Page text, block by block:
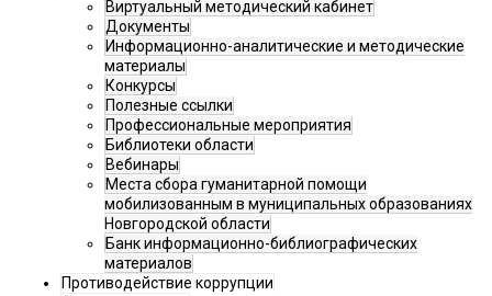
Виртуальный методический кабинет
Документы
Информационно-аналитические и методические
материалы
Конкурсы
Полезные ссылки
Профессиональные мероприятия
Библиотеки области
Вебинары
Места сбора гуманитарной помощи
мобилизованным в муниципальных образованиях
Новгородской области
Банк информационно-библиографических
материалов
Противодействие коррупции